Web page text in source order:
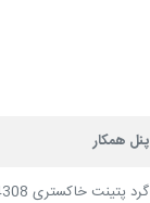
پنل همکار